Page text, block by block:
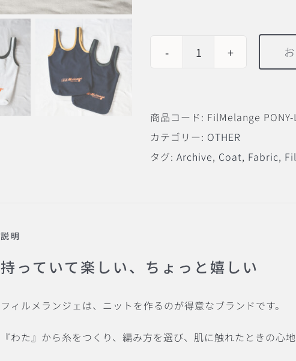
FilMelange
Archive
Fabric
Tote
商品コード: FilMelange
カテゴリー: OTHER
タグ: Archive, Coat, Fabric,
説明
持っていて楽しい、ちょっと嬉しい
フィルメランジェは、ニットを作るのが得意なブランドです。
『わた』から糸をつくり、編み方を選び、肌に触れたときの心